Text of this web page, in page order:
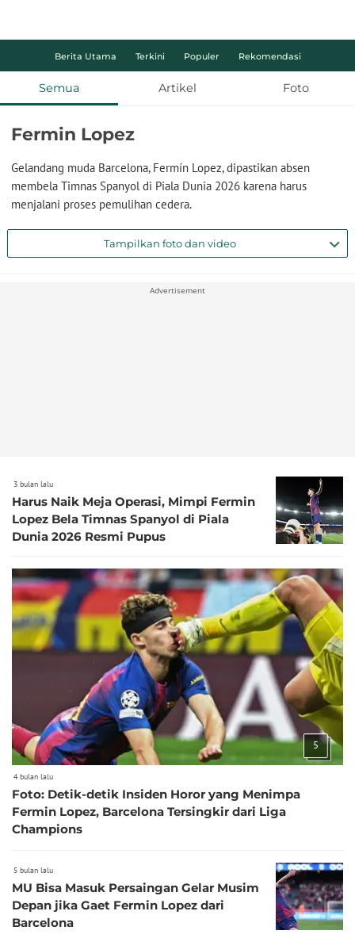
Berita Utama Terkini Populer Rekomendasi
Semua Artikel Foto
Fermin Lopez
Gelandang muda Barcelona, Fermín Lopez, dipastikan absen
membela Timnas Spanyol di Piala Dunia 2026 karena harus
menjalani proses pemulihan cedera.
Tampilkan foto dan video
Advertisement
3 bulan lalu
Harus Naik Meja Operasi, Mimpi Fermin
Lopez Bela Timnas Spanyol di Piala
Dunia 2026 Resmi Pupus
5
4 bulan lalu
Foto: Detik-detik Insiden Horor yang Menimpa
Fermin Lopez, Barcelona Tersingkir dari Liga
Champions
5 bulan lalu
MU Bisa Masuk Persaingan Gelar Musim
Depan jika Gaet Fermin Lopez dari
Barcelona